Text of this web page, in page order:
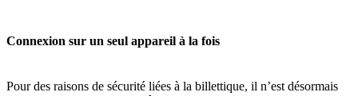
Connexion sur un seul appareil à la fois
Pour des raisons de sécurité liées à la billettique, il n’est désormais